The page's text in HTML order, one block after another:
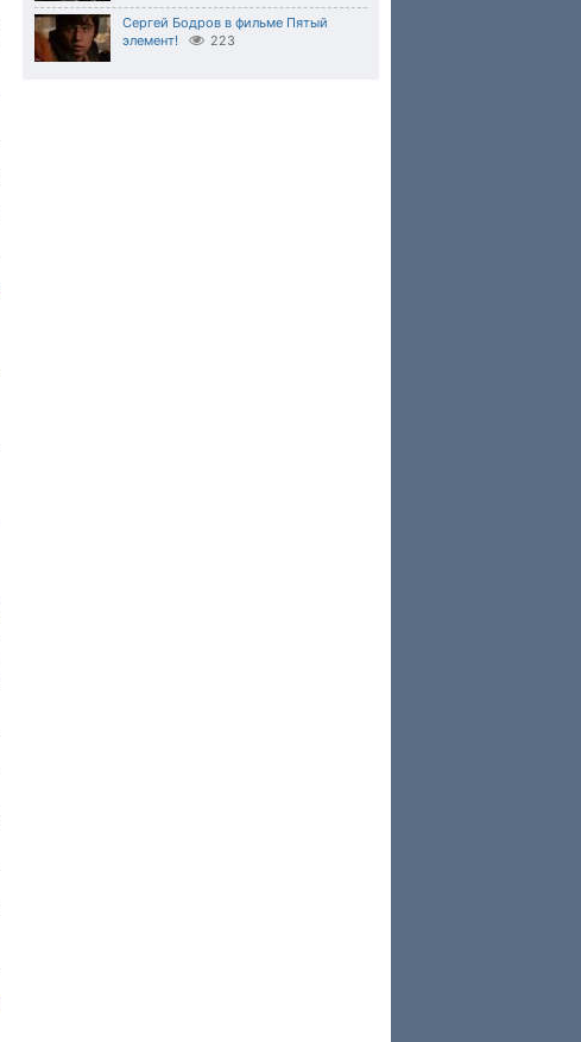
Сергей Бодров в фильме Пятый
элемент!
223